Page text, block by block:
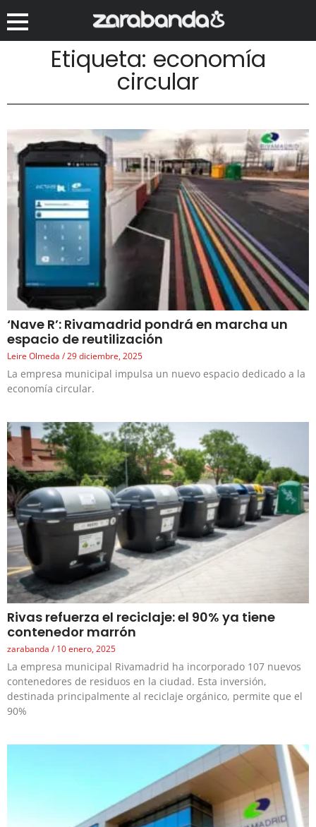
Etiqueta: economía
circular
‘Nave R’: Rivamadrid pondrá en marcha un
espacio de reutilización
Leire Olmeda 29 diciembre, 2025
La empresa municipal impulsa un nuevo espacio dedicado a la
economía circular.
Rivas refuerza el reciclaje: el 90% ya tiene
contenedor marrón
zarabanda 10 enero, 2025
La empresa municipal Rivamadrid ha incorporado 107 nuevos
contenedores de residuos en la ciudad. Esta inversión,
destinada principalmente al reciclaje orgánico, permite que el
90%